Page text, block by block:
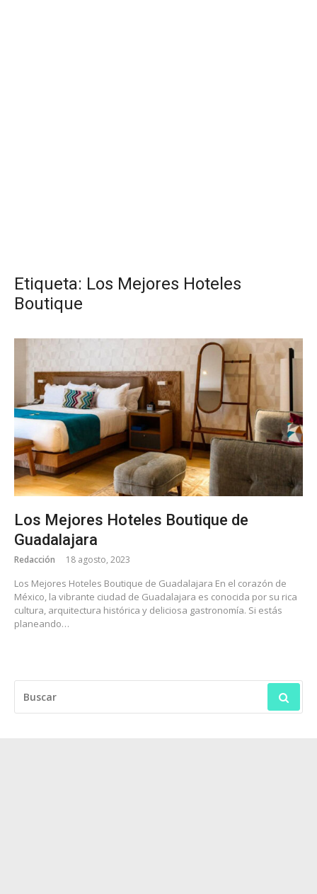
Etiqueta: Los Mejores Hoteles
Boutique
Los Mejores Hoteles Boutique de
Guadalajara
Redacción 18 agosto, 2023
Los Mejores Hoteles Boutique de Guadalajara En el corazón de
México, la vibrante ciudad de Guadalajara es conocida por su rica
cultura, arquitectura histórica y deliciosa gastronomía. Si estás
planeando…